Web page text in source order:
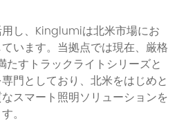
し、 Kinglumiは北米市場にお
います。当拠点では現在、厳格
たすトラックライトシリーズと
門としており、北米をはじめと
スマート照明ソリューションを
。